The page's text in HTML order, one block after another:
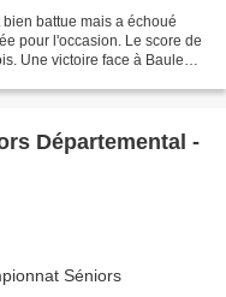
battue mais a échoué
pour l'occasion. Le score de
Une victoire face à Baule
Départemental -